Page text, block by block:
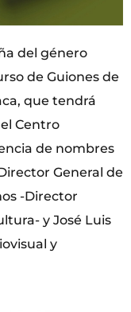
del género
de Guiones de
que tendrá
Centro
de nombres
General de
-Director
y José Luis
y